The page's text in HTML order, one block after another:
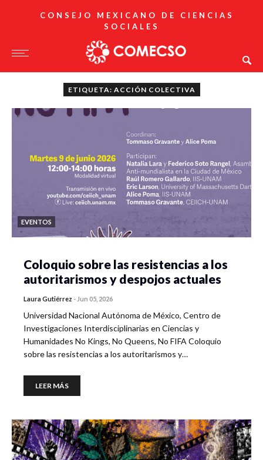
CONSEJO MEXICANO DE CIENCIAS
SOCIALES
ETIQUETA: ACCIÓN COLECTIVA
EVENTOS
Coloquio sobre las resistencias a los
autoritarismos y despojos actuales
Laura Gutiérrez - Jun 05, 2026
Universidad Nacional Autónoma de México, Centro de
Investigaciones Interdisciplinarias en Ciencias y
Humanidades No Kings, No Queens, No FIFA Coloquio
sobre las resistencias a los autoritarismos y…
LEER MÁS